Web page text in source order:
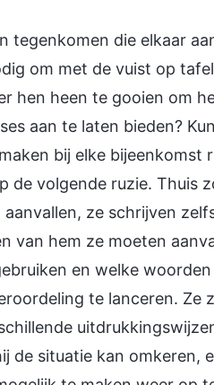
tegenkomen die elkaar
om met de vuist op
hen heen te gooien om
aan te laten bieden?
bij elke bijeenkomst
volgende ruzie. Thuis
ze schrijven
van hem ze moeten
en welke
te lanceren. Ze
situatie kan omkeren,